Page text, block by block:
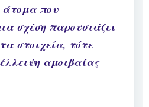
που
σχέση παρουσιάζει
στοιχεία, τότε
αμοιβαίας